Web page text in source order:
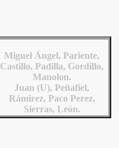
Miguel Ángel, Pariente,
Castillo, Padilla, Gordillo,
Manolon.
Juan (U), Peñafiel,
Rámirez, Paco Perez,
Sierras, León.